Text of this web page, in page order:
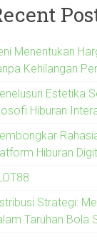
Menentukan
Kehilangan
Estetika
Hiburan
Hiburan
Strategi:
Taruhan Bola